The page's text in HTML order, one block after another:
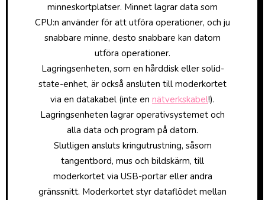
minneskortplatser. Minnet lagrar data som
CPU:n använder för att utföra operationer, och ju
snabbare minne, desto snabbare kan datorn
utföra operationer.
Lagringsenheten, som en hårddisk eller solid-
state-enhet, är också ansluten till moderkortet
via en datakabel (inte en nätverkskabel!).
Lagringsenheten lagrar operativsystemet och
alla data och program på datorn.
Slutligen ansluts kringutrustning, såsom
tangentbord, mus och bildskärm, till
moderkortet via USB-portar eller andra
gränssnitt. Moderkortet styr dataflödet mellan